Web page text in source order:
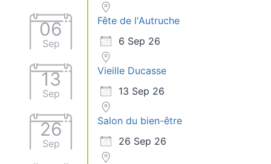
06
Sep
Fête de l'Autruche
6 Sep 26
13
Sep
Vieille Ducasse
13 Sep 26
26
Sep
Salon du bien-être
26 Sep 26